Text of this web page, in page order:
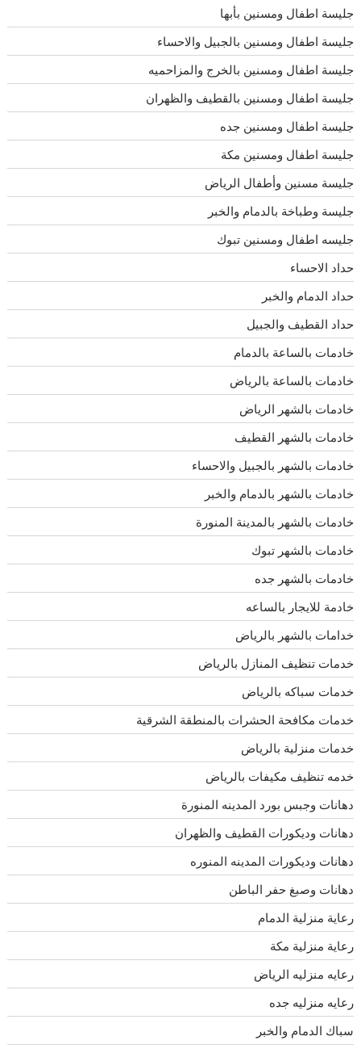
جليسة اطفال ومسنين بأبها
جليسة اطفال ومسنين بالجبيل والاحساء
جليسة اطفال ومسنين بالخرج والمزاحميه
جليسة اطفال ومسنين بالقطيف والظهران
جليسة اطفال ومسنين جده
جليسة اطفال ومسنين مكة
جليسة مسنين وأطفال الرياض
جليسة وطباخة بالدمام والخبر
جليسه اطفال ومسنين تبوك
حداد الاحساء
حداد الدمام والخبر
حداد القطيف والجبيل
خادمات بالساعة بالدمام
خادمات بالساعة بالرياض
خادمات بالشهر الرياض
خادمات بالشهر القطيف
خادمات بالشهر بالجبيل والاحساء
خادمات بالشهر بالدمام والخبر
خادمات بالشهر بالمدينة المنورة
خادمات بالشهر تبوك
خادمات بالشهر جده
خادمة للايجار بالساعه
خدامات بالشهر بالرياض
خدمات تنظيف المنازل بالرياض
خدمات سباكه بالرياض
خدمات مكافحة الحشرات بالمنطقة الشرقية
خدمات منزلية بالرياض
خدمه تنظيف مكيفات بالرياض
دهانات وجبس بورد المدينه المنورة
دهانات وديكورات القطيف والظهران
دهانات وديكورات المدينه المنوره
دهانات وصبغ حفر الباطن
رعاية منزلية الدمام
رعاية منزلية مكة
رعايه منزليه الرياض
رعايه منزليه جده
سباك الدمام والخبر